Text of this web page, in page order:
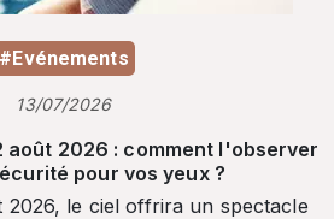
#Evénements
13/07/2026
août 2026 : comment l'observer
pour vos yeux ?
2026, le ciel offrira un spectacle